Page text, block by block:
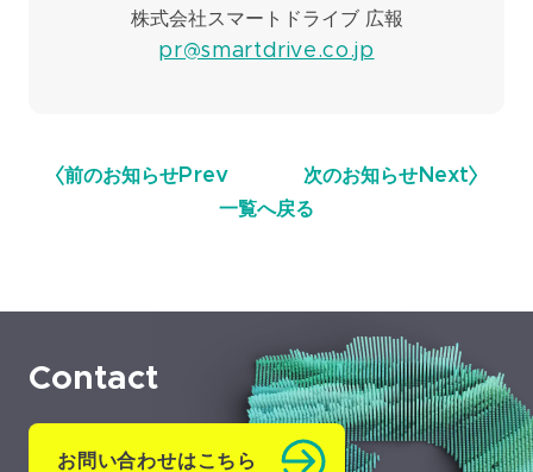
株式会社スマートドライブ 広報
pr@smartdrive.co.jp
前のお知らせPrev 次のお知らせ Next
一覧へ戻る
Contact
お問い合わせはこちら